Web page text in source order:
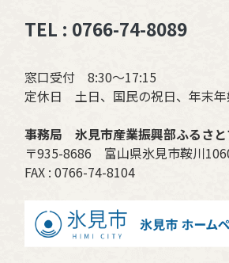
TEL : 0766-74-8089
窓口受付 8:30〜17:15
定休日 土日、国民の祝日、年末年
事務局 氷見市産業振興部ふるさ
〒935-8686 富山県氷見市鞍川
FAX : 0766-74-8104